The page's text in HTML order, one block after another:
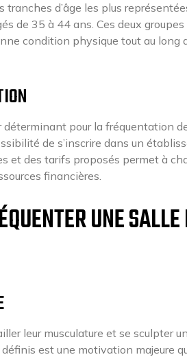
tranches d’âge les plus
de 35 à 44 ans. Ces deux groupes
condition physique tout au long
déterminant pour la fréquentation
de s’inscrire dans un
et des tarifs proposés permet à
financières.
UNE SALLE
leur musculature et se sculpter
est une motivation majeure